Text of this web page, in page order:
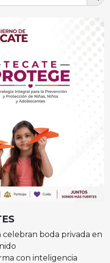
boda privada en
con inteligencia